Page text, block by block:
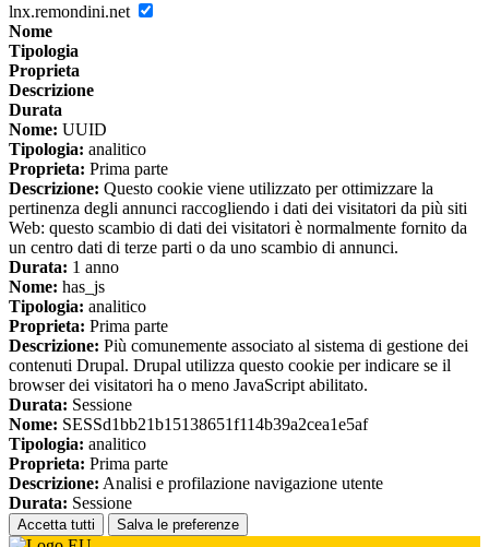
lnx.remondini.net
Nome
Tipologia
Proprieta
Descrizione
Durata
Nome: UUID
Tipologia: analitico
Proprieta: Prima parte
Descrizione: Questo cookie viene utilizzato per ottimizzare la
pertinenza degli annunci raccogliendo i dati dei visitatori da più siti
Web: questo scambio di dati dei visitatori è normalmente fornito da
un centro dati di terze parti o da uno scambio di annunci.
Durata: 1 anno
Nome: has_js
Tipologia: analitico
Proprieta: Prima parte
Descrizione: Più comunemente associato al sistema di gestione dei
contenuti Drupal. Drupal utilizza questo cookie per indicare se il
browser dei visitatori ha o meno JavaScript abilitato.
Durata: Sessione
Nome: SESSd1bb21b15138651f114b39a2cea1e5af
Tipologia: analitico
Proprieta: Prima parte
Descrizione: Analisi e profilazione navigazione utente
Durata: Sessione
Accetta tutti Salva le preferenze